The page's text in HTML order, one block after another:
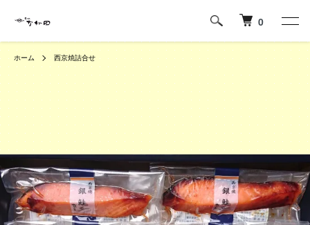
0
ホーム 西京焼詰合せ